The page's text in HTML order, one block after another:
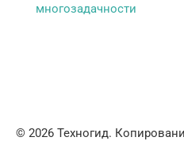
многозадачности
© 2026 Техногид.